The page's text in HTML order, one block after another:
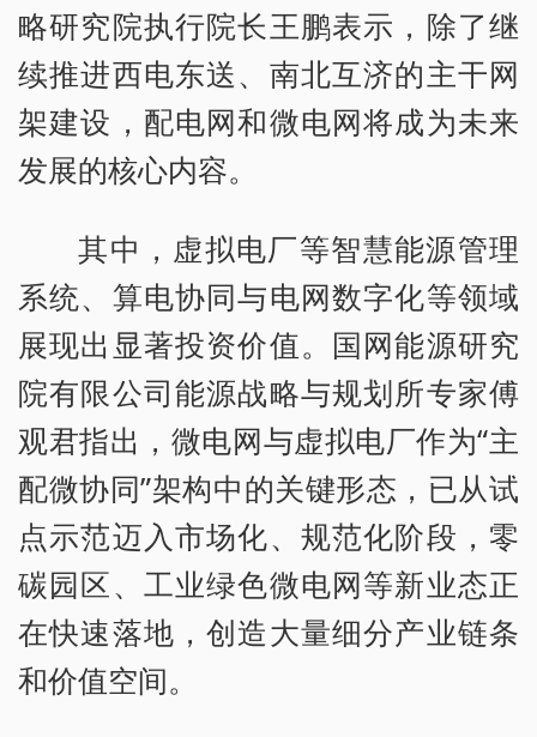
略研究院执行院长王鹏表示，除了继
续推进西电东送、南北互济的主干网
架建设，配电网和微电网将成为未来
发展的核心内容。
其中，虚拟电厂等智慧能源管理
系统、算电协同与电网数字化等领域
展现出显著投资价值。国网能源研究
院有限公司能源战略与规划所专家傅
观君指出，微电网与虚拟电厂作为“主
配微协同”架构中的关键形态，已从试
点示范迈入市场化、规范化阶段，零
碳园区、工业绿色微电网等新业态正
在快速落地，创造大量细分产业链条
和价值空间。